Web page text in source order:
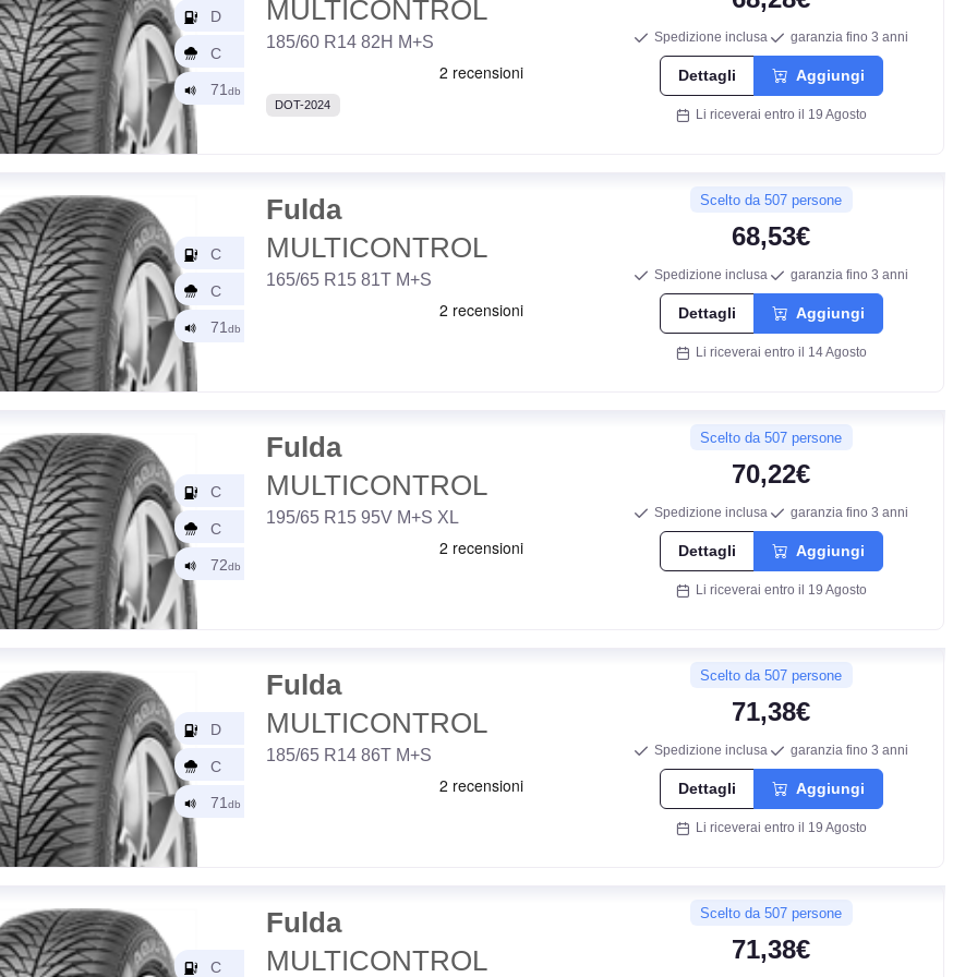
B
71 db
71db
D
72db
MULTICONTROL
185/60 R14 82H M+S
DOT-2024
Spedizione inclusa garanzia fino 3 anni
Dettagli Aggiungi
Li riceverai entro il 19 Agosto
Fulda
MULTICONTROL
165/65 R15 81T M+S
Scelto da 507 persone
68,53€
Spedizione inclusa garanzia fino 3 anni
Dettagli Aggiungi
Li riceverai entro il 14 Agosto
Fulda
MULTICONTROL
195/65 R15 95V M+S XL
Scelto da 507 persone
70,22€
Spedizione inclusa garanzia fino 3 anni
Dettagli Aggiungi
Li riceverai entro il 19 Agosto
Fulda
MULTICONTROL
185/65 R14 86T M+S
Scelto da 507 persone
71,38€
Spedizione inclusa garanzia fino 3 anni
Dettagli Aggiungi
Li riceverai entro il 19 Agosto
Fulda
MULTICONTROL
Scelto da 507 persone
71,38€